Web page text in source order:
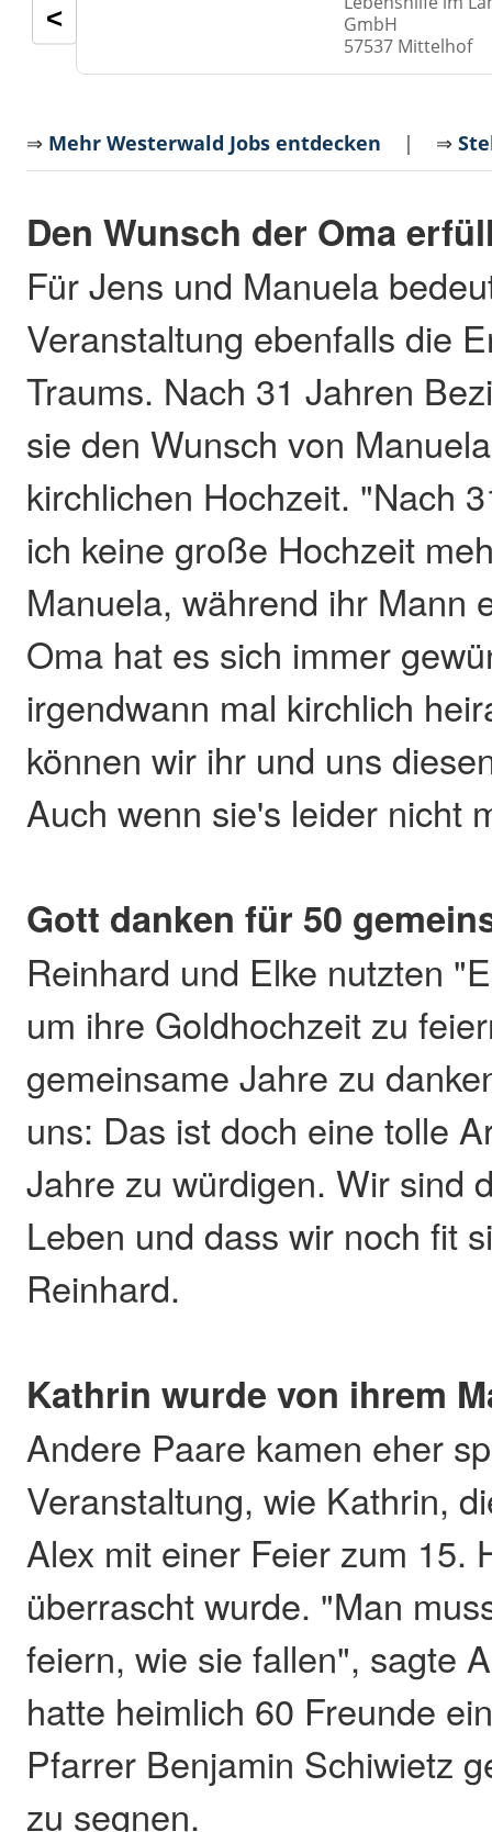
GmbH
57537 Mittelhof
<
⇒ Mehr Westerwald Jobs entdecken | ⇒
Den Wunsch der Oma
Für Jens und Manuela
Veranstaltung ebenfalls die
Traums. Nach 31 Jahren
sie den Wunsch von
kirchlichen Hochzeit. "Nach
ich keine große Hochzeit
Manuela, während ihr Mann
Oma hat es sich immer
irgendwann mal kirchlich
können wir ihr und uns
Auch wenn sie's leider nicht
Gott danken für 50
Reinhard und Elke nutzten
um ihre Goldhochzeit zu
gemeinsame Jahre zu
uns: Das ist doch eine tolle
Jahre zu würdigen. Wir sind
Leben und dass wir noch fit
Reinhard.
Kathrin wurde von ihrem
Andere Paare kamen eher
Veranstaltung, wie Kathrin,
Alex mit einer Feier zum 15.
überrascht wurde. "Man
feiern, wie sie fallen", sagte
hatte heimlich 60 Freunde
Pfarrer Benjamin Schiwietz
zu segnen.